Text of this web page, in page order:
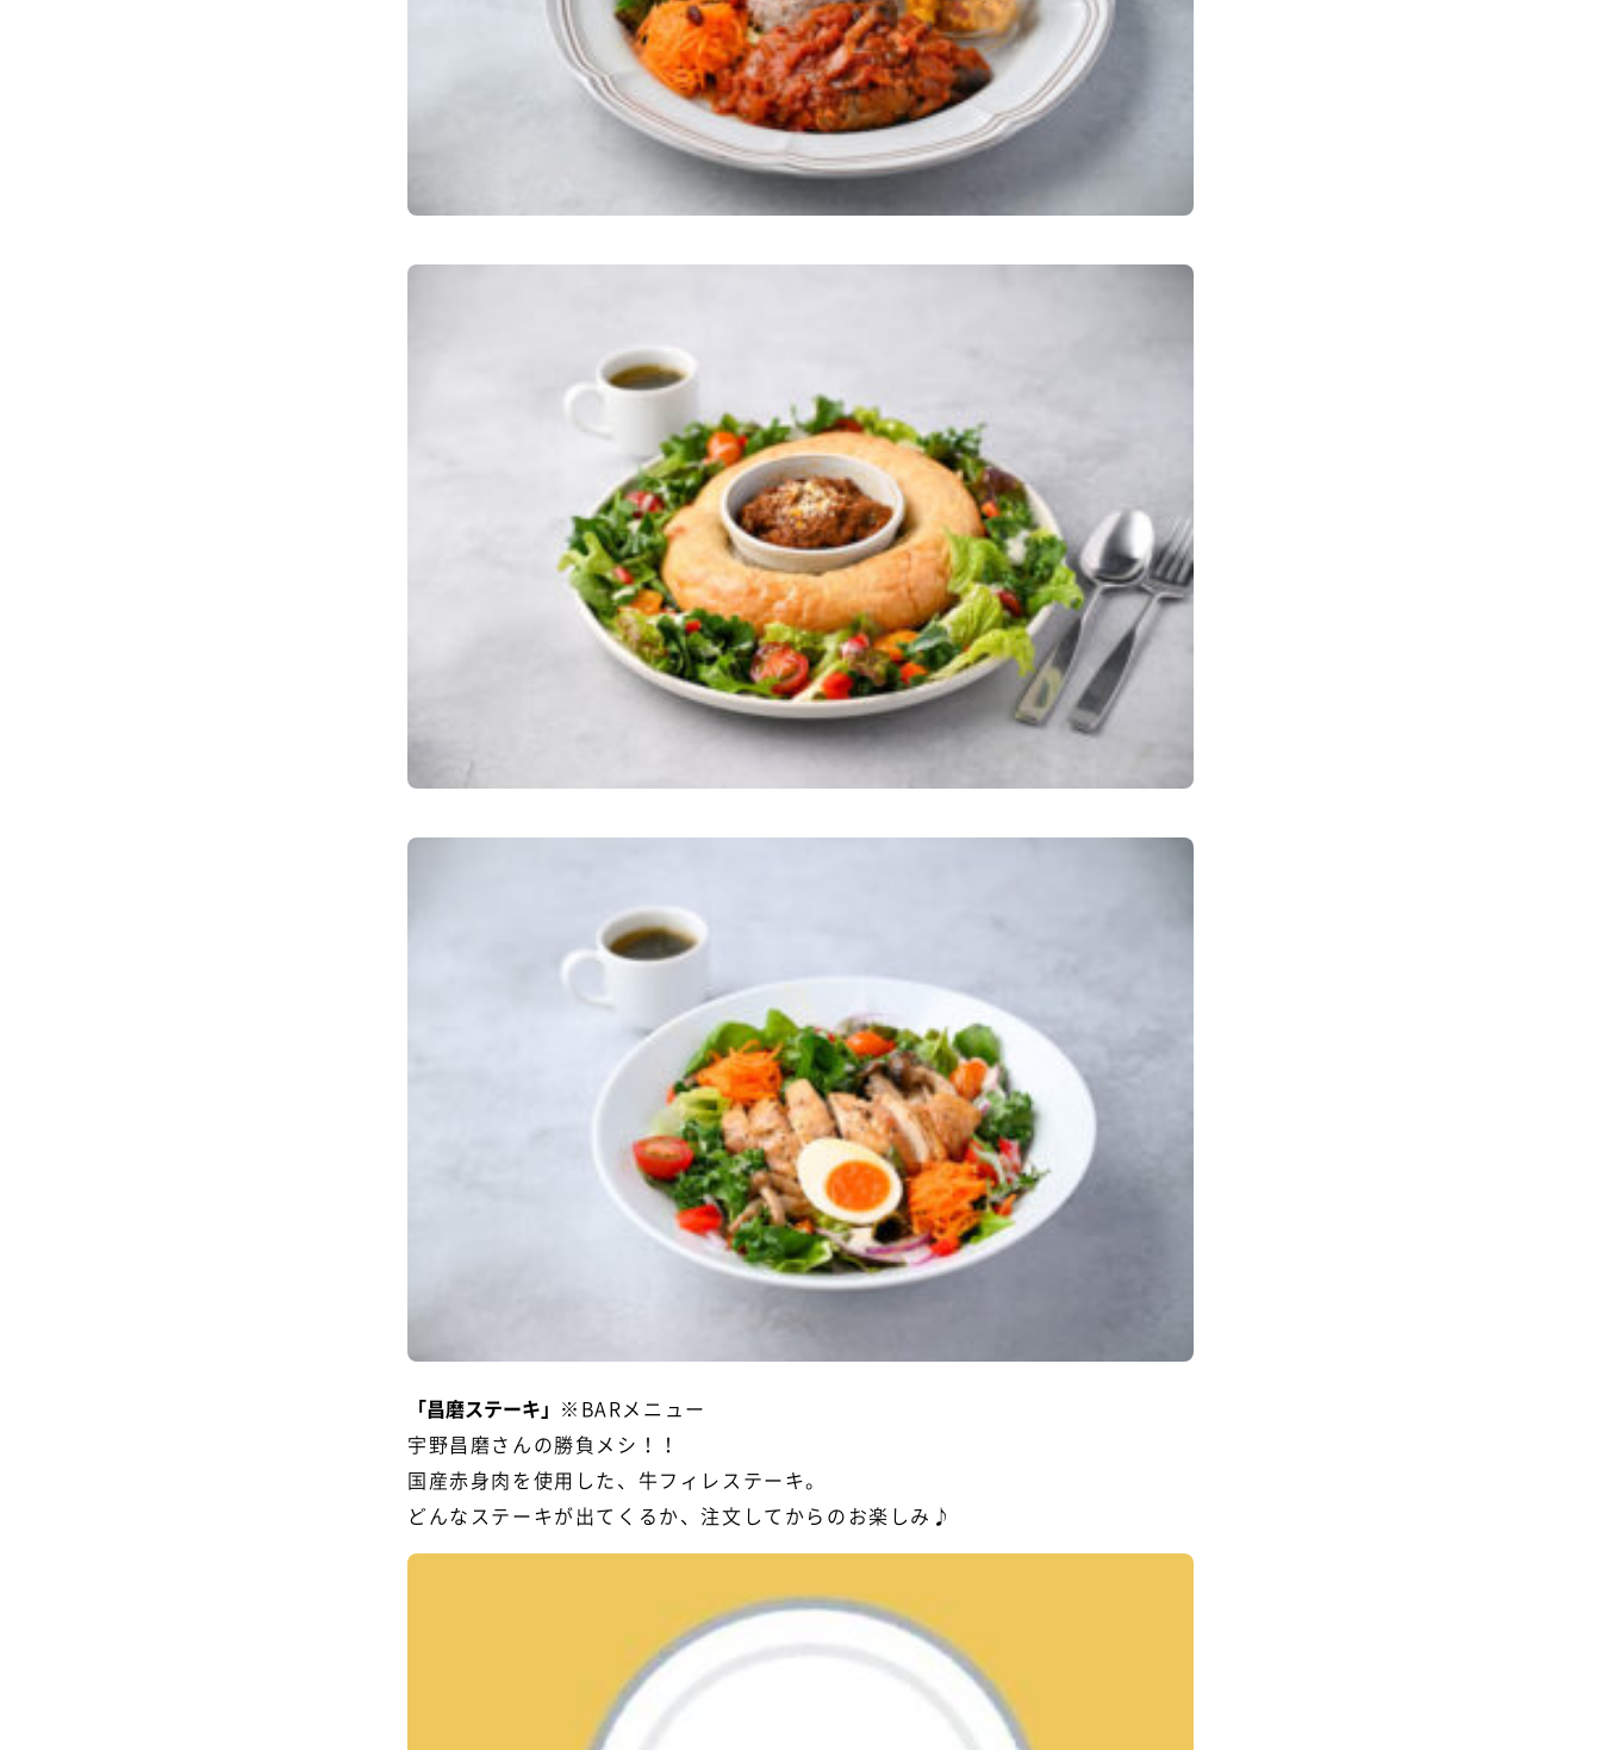
「昌磨ステーキ」
※BARメニュー
宇野昌磨さんの勝負メシ！！
国産赤身肉を使用した、牛フィレステーキ。
どんなステーキが出てくるか、注文してからのお楽しみ♪